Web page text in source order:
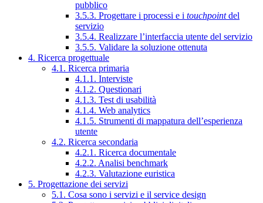
pubblico
3.5.3. Progettare i processi e i touchpointdel
servizio
3.5.4. Realizzare l’interfaccia utente del servizio
3.5.5. Validare la soluzione ottenuta
4. Ricerca progettuale
4.1. Ricerca primaria
4.1.1. Interviste
4.1.2. Questionari
4.1.3. Test di usabilità
4.1.4. Web analytics
4.1.5. Strumenti di mappatura dell’esperienza
utente
4.2. Ricerca secondaria
4.2.1. Ricerca documentale
4.2.2. Analisi benchmark
4.2.3. Valutazione euristica
5. Progettazione dei servizi
5.1. Cosa sono i servizi e il service design